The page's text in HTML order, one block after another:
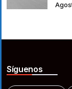
Síguenos